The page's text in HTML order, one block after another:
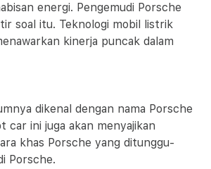
energi. Pengemudi Porsche
soal itu. Teknologi mobil listrik
kinerja puncak dalam
dikenal dengan nama Porsche
car ini juga akan menyajikan
khas Porsche yang ditunggu-
Porsche.